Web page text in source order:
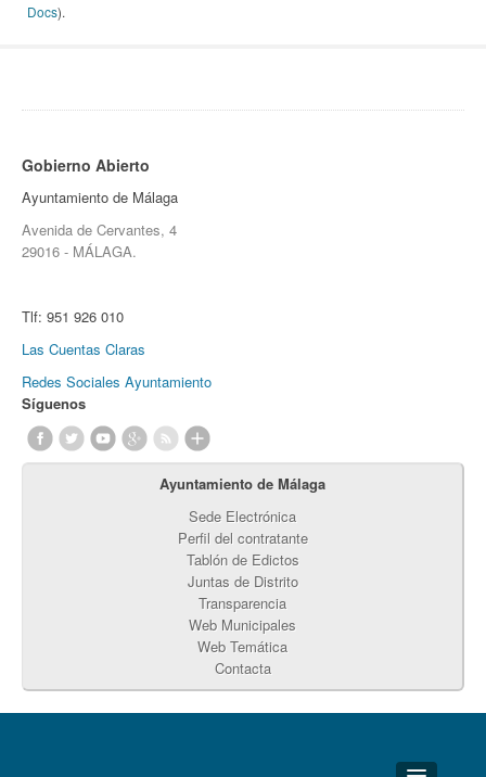
Docs).
Gobierno Abierto
Ayuntamiento de Málaga
Avenida de Cervantes, 4
29016 - MÁLAGA.
Tlf: 951 926 010
Las Cuentas Claras
Redes Sociales Ayuntamiento
Síguenos
Ayuntamiento de Málaga
Sede Electrónica
Perfil del contratante
Tablón de Edictos
Juntas de Distrito
Transparencia
Web Municipales
Web Temática
Contacta